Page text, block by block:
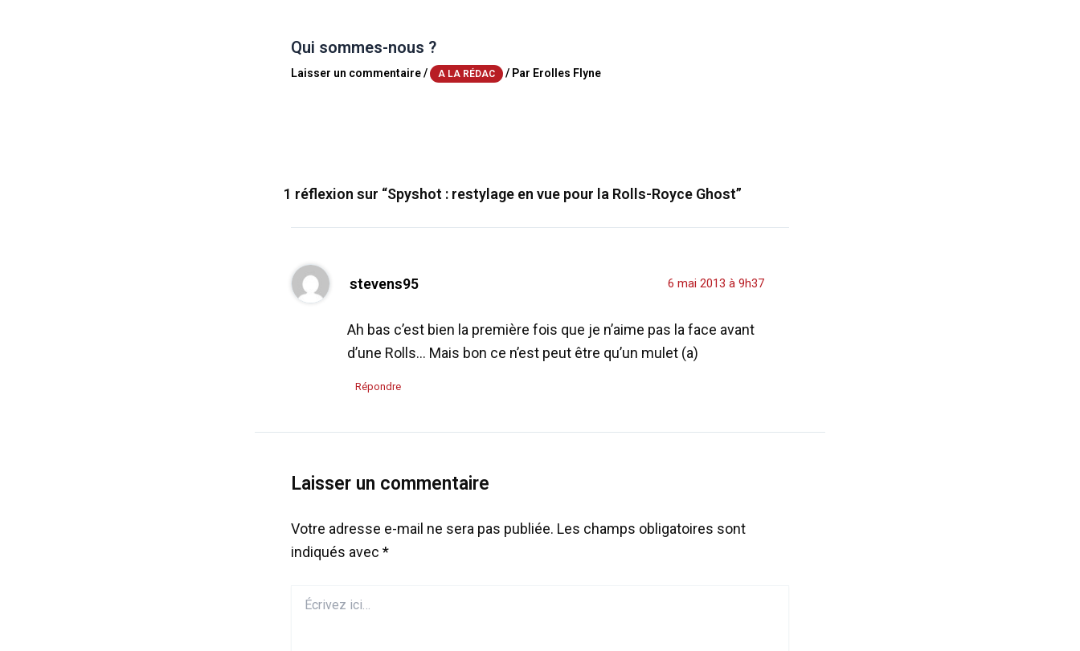
Qui sommes-nous ?
Laisser un commentaire/ A LA RÉDAC / Par Erolles Flyne
1 réflexion sur “Spyshot : restylage en vue pour la Rolls-Royce Ghost”
stevens95 6 mai 2013 à 9h37
Ah bas c’est bien la première fois que je n’aime pas la face avant
d’une Rolls… Mais bon ce n’est peut être qu’un mulet (a)
Répondre
Laisser un commentaire
Votre adresse e-mail ne sera pas publiée. Les champs obligatoires sont
indiqués avec *
ici…